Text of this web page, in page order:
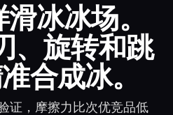
冰冰场。
、旋转和跳
合成冰。
证，摩擦力比次优竞品低